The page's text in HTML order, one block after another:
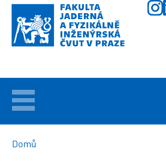
Přejít
hlavnímu
obsahu
VÍTEJTE
UCHAZEČI
DROBEČKOVÁ
Domů